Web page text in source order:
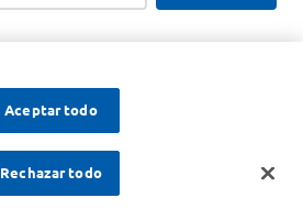
Aceptar todo
Rechazar todo